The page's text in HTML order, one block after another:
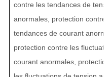
contre les tendances de
anormales, protection contre
tendances de courant
protection contre les
courant anormales,